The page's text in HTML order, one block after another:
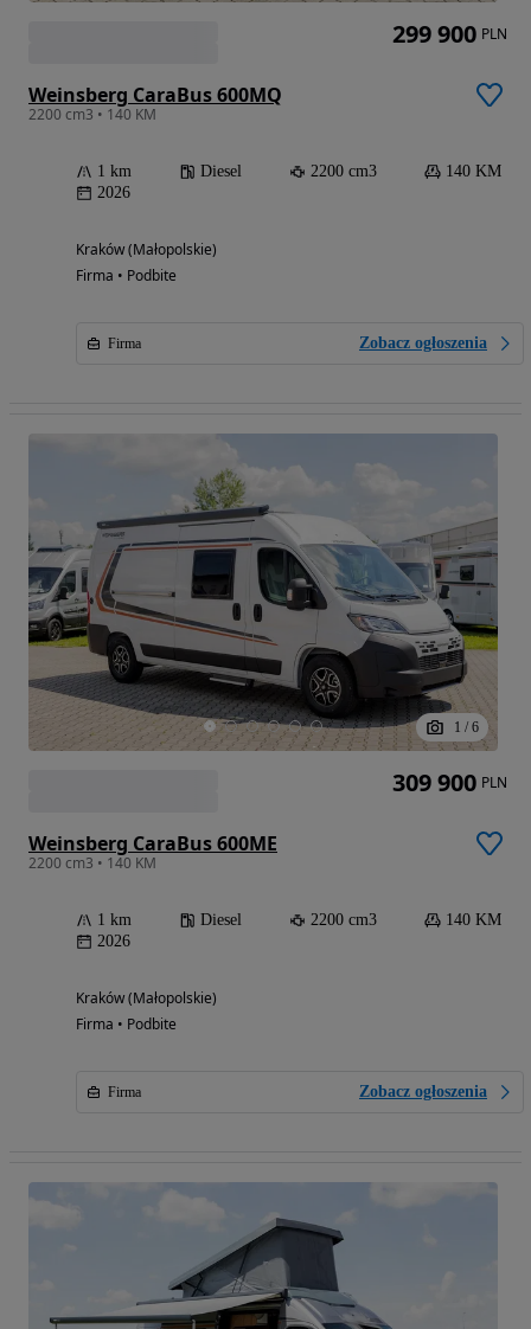
Weinsberg CaraBus 600MQ
2200 cm3 • 140 KM
1 km Diesel 2200 cm3
140 KM
2026
Kraków (Małopolskie)
Firma • Podbite
Firma Zobacz ogłoszenia
299 900 PLN
1 / 6
Weinsberg CaraBus 600ME
2200 cm3 • 140 KM
1 km Diesel 2200 cm3
140 KM
2026
Kraków (Małopolskie)
Firma • Podbite
Firma Zobacz ogłoszenia
309 900 PLN